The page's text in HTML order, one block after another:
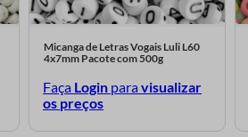
Micanga de Letras Vogais Luli L60
4x7mm Pacote com 500g
Faça Login paravisualizar
os preços